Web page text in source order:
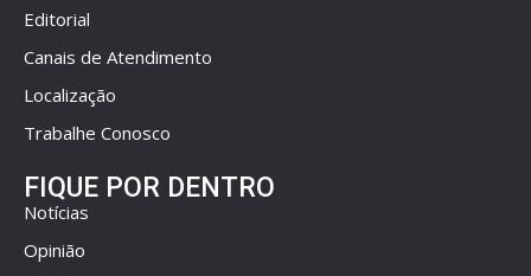
Editorial
Canais de Atendimento
Localização
Trabalhe Conosco
FIQUE POR DENTRO
Notícias
Opinião